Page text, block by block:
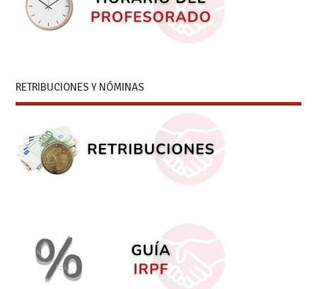
RETRIBUCIONES Y NÓMINAS